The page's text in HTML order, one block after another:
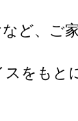
ど、ご
をもと